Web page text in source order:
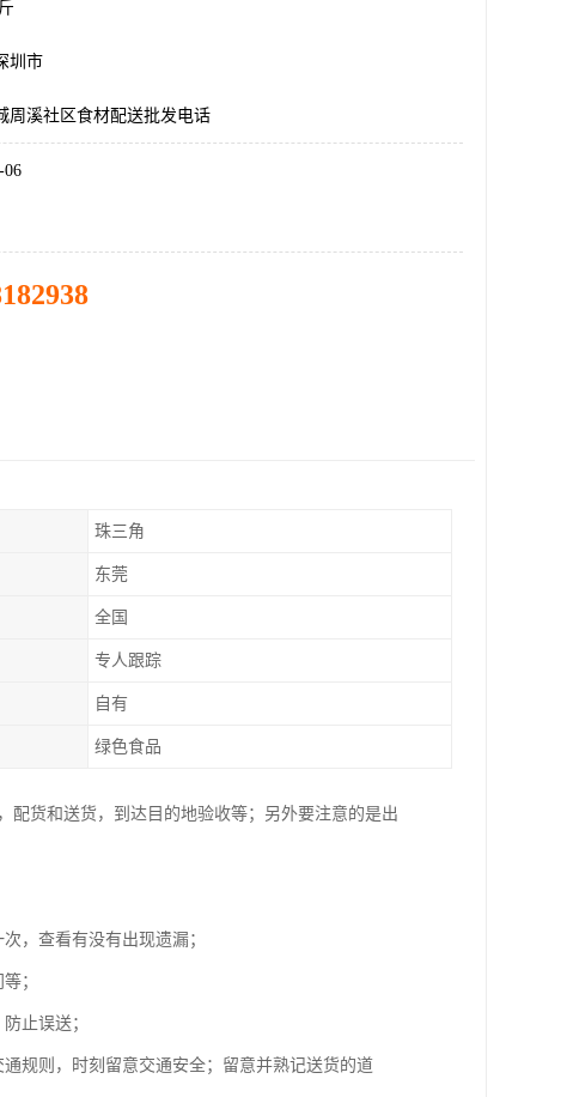
圳市
周溪社区食材配送批发电话
06
珠三角
东莞
全国
专人跟踪
自有
绿色食品
配货和送货，到达目的地验收等；另外要注意的是出
，查看有没有出现遗漏；
；
止误送；
规则，时刻留意交通安全；留意并熟记送货的道